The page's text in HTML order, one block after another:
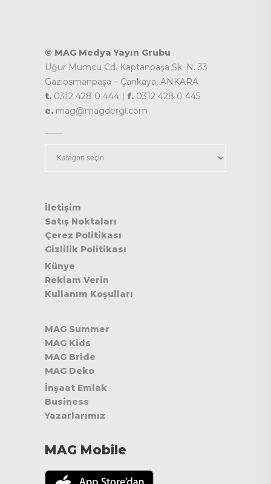
© MAG Medya Yayın Grubu
Uğur Mumcu Cd. Kaptanpaşa Sk. N. 33
Gaziosmanpaşa – Çankaya, ANKARA
t. 0312 428 0 444 | f. 0312 428 0 445
e. mag@magdergi.com
İletişim
Satış Noktaları
Çerez Politikası
Gizlilik Politikası
Künye
Reklam Verin
Kullanım Koşulları
MAG Summer
MAG Kids
MAG Bride
MAG Deko
İnşaat Emlak
Business
Yazarlarımız
MAG Mobile